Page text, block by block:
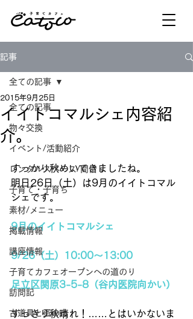
記事
全ての記事
物々交換
イベント/活動紹介
レンタルスペース/間借り
子育て・子育ち
素材/メニュー
掲載情報
講座情報
子育てカフェオープンへの道のり
訪問記
古道具と蚤の市
全ての記事
イイトコマルシェ内容紹
介。
2015年9月25日
すっかり秋めいてきましたね。
明日26日（土）は9月のイイトコマル
シェです。
9月のイイトコマルシェ
9/26（土）10:00〜13:00
足立区関原3-5-8（谷内医院向かい）
すっきり秋晴れ！……とはいかないま